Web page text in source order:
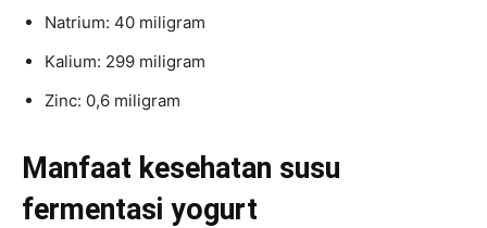
Natrium: 40 miligram
Kalium: 299 miligram
Zinc: 0,6 miligram
Manfaat kesehatan susu
fermentasi yogurt